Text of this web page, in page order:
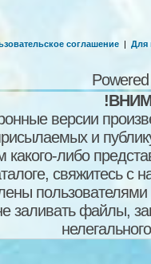
соглашение | Для
версии
и
какого-либо
свяжитесь
пользователями
заливать файлы,